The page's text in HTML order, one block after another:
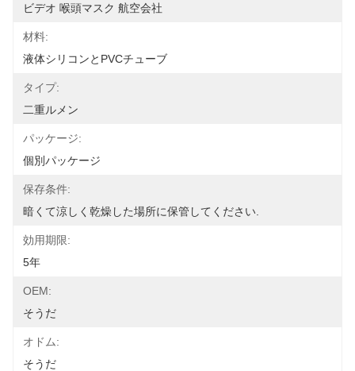
ビデオ 喉頭マスク 航空会社
材料:
液体シリコンとPVCチューブ
タイプ:
二重ルメン
パッケージ:
個別パッケージ
保存条件:
暗くて涼しく乾燥した場所に保管してください.
効用期限:
5年
OEM:
そうだ
オドム:
そうだ